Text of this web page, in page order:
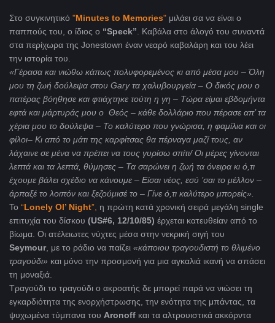
Στo συγκινητικό "Minutes to Memories" μιλάει σα να είναι ο
παππούς του, ο ίδιος ο “Speck”. Καβάλα στο άλογό του συναντά
στα περίχωρα της Jonestown έναν νεαρό καβαλάρη και του λέει
την ιστορία του.
«Γέρασα και νιώθω κάπως πολυφορεμένος κι από μέσα μου – Όλη
μου τη ζωή δούλεψα στου Garyτα χαλυβουργεία – Ο δικός μου ο
πατέρας βόηθησε και φτιάχτηκε τούτη η γη – Τώρα είμαι εβδομήντα
εφτά και μάρτυράς μου ο Θεός – κάθε δολλάριο που πέρασε απ’ τα
χέρια μου το δούλεψα – Το καλύτερο που γνώρισα, η φαμίλια και οι
φίλοι– Κι από το μάτι της καρφίτσας θα πέρναγα μαζί τους, αν
λάχαινε σε μένα να πρέπει να τους γυρίσω σπίτι/ Οι μέρες γίνονται
λεπτά και τα λεπτά, θύμησες – Τα σαρώνει η ζωή τα όνειρα κι ό,τι
έχουμε βάλει σχέδιο να κάνουμε – Είσαι νέος, εσύ ’σαι το μέλλον –
άρπαξέ το λοιπόν και ξεζούμισέ το – Γίνε ό,τι καλύτερο μπορείς».
Το “Lonely Ol’ Night”, η πρώτη κατά χρονική σειρά μεγάλη single
επιτυχία του δίσκου (US#6, 12/10/85) έρχεται κατευθείαν από το
βίωμα. Οι ατέλειωτες νύχτες μέσα στην νεκρική σιγή του
Seymour, με το ράδιο να παίζει «κάποιου τραγουδιστή το θλιμένο
τραγούδι» και μόνο την προσμονή για μια αγκαλιά ικανή να σπάσει
τη μοναξιά.
Τραγούδι το τραγούδι ο ακροατής δε μπορεί παρά να νιώσει τη
εγκαρδιότητα της ενορχήστρωσης, την ενότητα της μπάντας, τα
ψυχωμένα τύμπανα του Aronoff και τα αλτρουιστικά ακκόρντα